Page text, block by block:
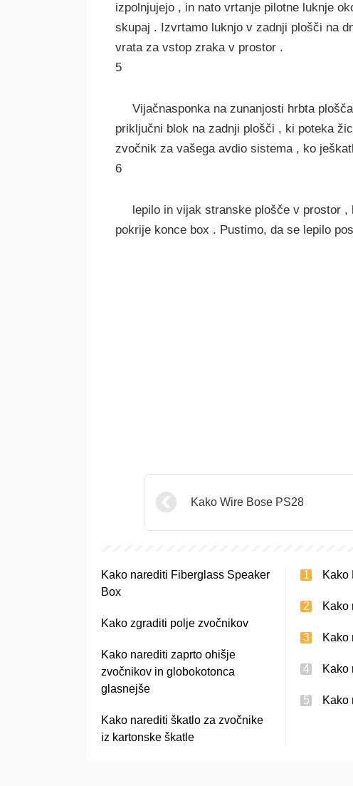
izpolnjujejo , in nato vrtanje pilotne luknje
skupaj . Izvrtamo luknjo v zadnji plošči na
vrata za vstop zraka v prostor .
5
Vijačnasponka na zunanjosti hrbta
priključni blok na zadnji plošči , ki poteka
zvočnik za vašega avdio sistema , ko
6
lepilo in vijak stranske plošče v prostor
pokrije konce box . Pustimo, da se lepilo
Kako Wire Bose PS28
Kako narediti Fiberglass Speaker
Box
Kako zgraditi polje zvočnikov
Kako narediti zaprto ohišje
zvočnikov in globokotonca
glasnejše
Kako narediti škatlo za zvočnike
iz kartonske škatle
Kako
Kako
Kako
Kako
Kako